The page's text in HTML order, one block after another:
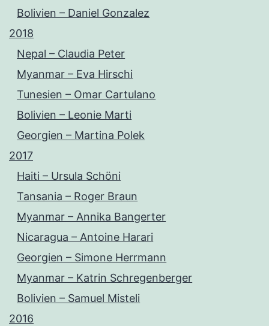
Bolivien – Daniel Gonzalez
2018
Nepal – Claudia Peter
Myanmar – Eva Hirschi
Tunesien – Omar Cartulano
Bolivien – Leonie Marti
Georgien – Martina Polek
2017
Haiti – Ursula Schöni
Tansania – Roger Braun
Myanmar – Annika Bangerter
Nicaragua – Antoine Harari
Georgien – Simone Herrmann
Myanmar – Katrin Schregenberger
Bolivien – Samuel Misteli
2016